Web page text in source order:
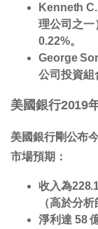
Kenneth
理公司之一
0.22%。
George
公司投資組
美國銀行2019
美國銀行剛公布
市場預期：
收入為
（高於分
淨利達 58